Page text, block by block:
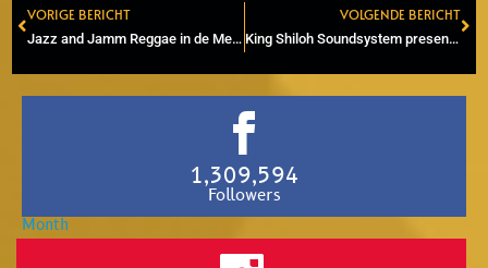
Prev
VORIGE BERICHT
Jazz and Jamm Reggae in de Melkweg. Bereid je voor op een heerlijke Surinaamse avond met dikke line-up!
VOLGENDE BERICHT
King Shiloh Soundsystem presenteert O.B.F. uit Frankrijk voor AmsterDUB Weekender
1,309,594
Followers